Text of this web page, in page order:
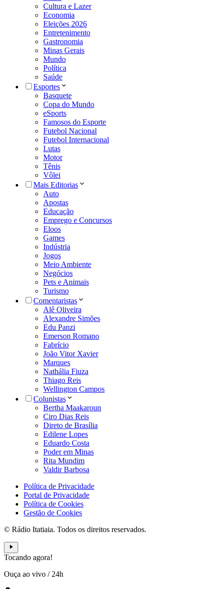
Cultura e Lazer
Economia
Eleições 2026
Entretenimento
Gastronomia
Minas Gerais
Mundo
Política
Saúde
Esportes
Basquete
Copa do Mundo
eSports
Famosos do Esporte
Futebol Nacional
Futebol Internacional
Lutas
Motor
Tênis
Vôlei
Mais Editorias
Auto
Apostas
Educação
Emprego e Concursos
Eloos
Games
Indústria
Jogos
Meio Ambiente
Negócios
Pets e Animais
Turismo
Comentaristas
Alê Oliveira
Alexandre Simões
Edu Panzi
Emerson Romano
Fabrício
João Vitor Xavier
Marques
Nathália Fiuza
Thiago Reis
Wellington Campos
Colunistas
Bertha Maakaroun
Ciro Dias Reis
Direto de Brasília
Edilene Lopes
Eduardo Costa
Poder em Minas
Rita Mundim
Valdir Barbosa
Política de Privacidade
Portal de Privacidade
Política de Cookies
Gestão de Cookies
© Rádio Itatiaia. Todos os direitos reservados.
Tocando agora!
Ouça ao vivo / 24h